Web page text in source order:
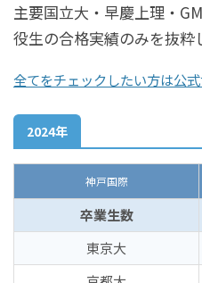
主要国立大・早慶上理・
役生の合格実績のみを抜粋
全てをチェックしたい方は公
2024年
神戸国際
卒業生数
東京大